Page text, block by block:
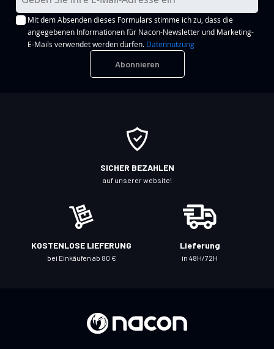
e
l
Mit dem Absenden dieses Formulars stimme ich zu, dass die
angegebenen Informationen für Nacon-Newsletter und Marketing-
E-Mails verwendet werden dürfen. Datennutzung
Abonnieren
SICHER BEZAHLEN
auf unserer website!
KOSTENLOSE LIEFERUNG
bei Einkäufen ab 80 €
Lieferung
in 48H/72H